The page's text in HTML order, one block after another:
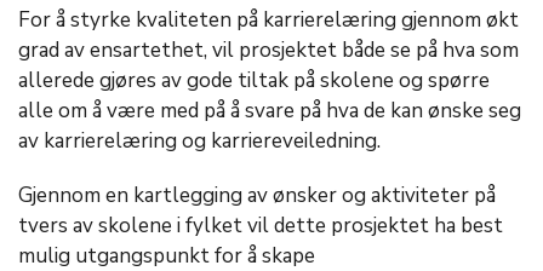
For å styrke kvaliteten på karrierelæring gjennom økt
grad av ensartethet, vil prosjektet både se på hva som
allerede gjøres av gode tiltak på skolene og spørre
alle om å være med på å svare på hva de kan ønske seg
av karrierelæring og karriereveiledning.
Gjennom en kartlegging av ønsker og aktiviteter på
tvers av skolene i fylket vil dette prosjektet ha best
mulig utgangspunkt for å skape